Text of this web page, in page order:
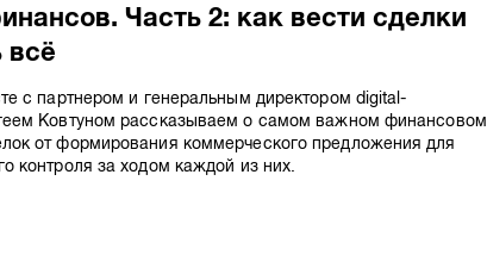
Часть 2: как вести сделки
всё
с партнером и генеральным директором digital-
Ковтуном рассказываем о самом важном финансовом
от формирования коммерческого предложения для
контроля за ходом каждой из них.